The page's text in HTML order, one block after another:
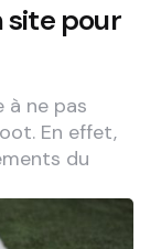
site pour
à ne pas
En effet,
du